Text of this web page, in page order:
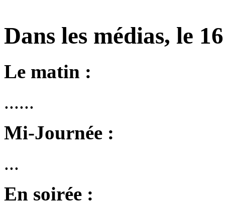
Dans les médias, le
Le matin :
......
Mi-Journée :
...
En soirée :